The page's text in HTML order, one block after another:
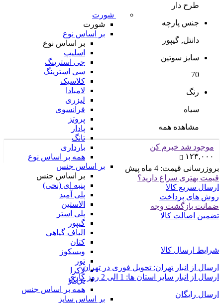
شورت
شورت
بر اساس نوع
بر اساس نوع
اسلیپ
جی استرینگ
سی استرینگ
کلاسیک
لامبادا
لیزری
فرانسوی
پروتز
پادار
تانگ
بارداری
همه بر اساس نوع
بر اساس جنس
بر اساس جنس
پنبه ای (نخی)
پلی آمید
الاستین
پلی استر
گیپور
الیاف گیاهی
کتان
ویسکوز
تور
لاکرا
تریکو
همه بر اساس جنس
بر اساس سایز
طرح دار
جنس پارچه
دانتل, گیپور
سایز سوتین
70
رنگ
سیاه
مشاهده همه
موجود شد خبرم کن
۱۲۳,۰۰۰
بروزرسانی قیمت: 4 ماه پیش
قیمت بهتری سراغ دارید؟
ارسال سریع کالا
روش های پرداخت
ضمانت بازگشت وجه
تضمین اصالت کالا
شرایط ارسال کالا
ارسال از انبار تهران: تحویل فوری در تهران
ارسال از انبار سایر استان ها: 1 الی 2 روز کاری
ارسال رایگان